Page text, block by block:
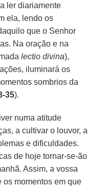
ler diariamente
ela, lendo os
que o Senhor
Na oração e na
lectio divina),
iluminará os
sombrios da
35).
numa atitude
a cultivar o louvor, a
e dificuldades.
de hoje tornar-se-ão
Assim, a vossa
os momentos em que